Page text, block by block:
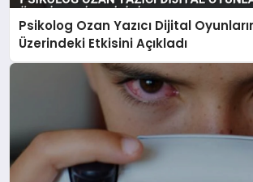
TEKNOLOJI
Psikolog Ozan Yazıcı Dijital
Üzerindeki Etkisini Açıkladı